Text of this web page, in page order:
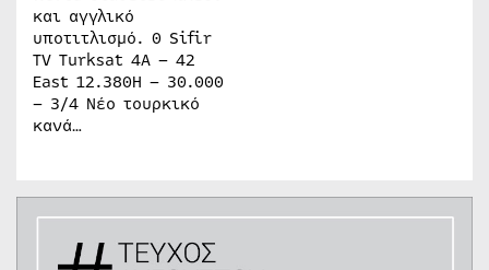
και αγγλικό
υποτιτλισμό. 0 Sifir
TV Turksat 4A – 42
East 12.380H – 30.000
– 3/4 Νέο τουρκικό
κανά…